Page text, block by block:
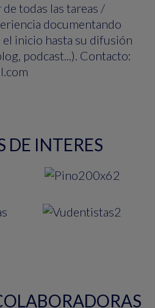
todas las tareas /
documentando
el inicio hasta su difusión
podcast...). Contacto:
DE INTERES